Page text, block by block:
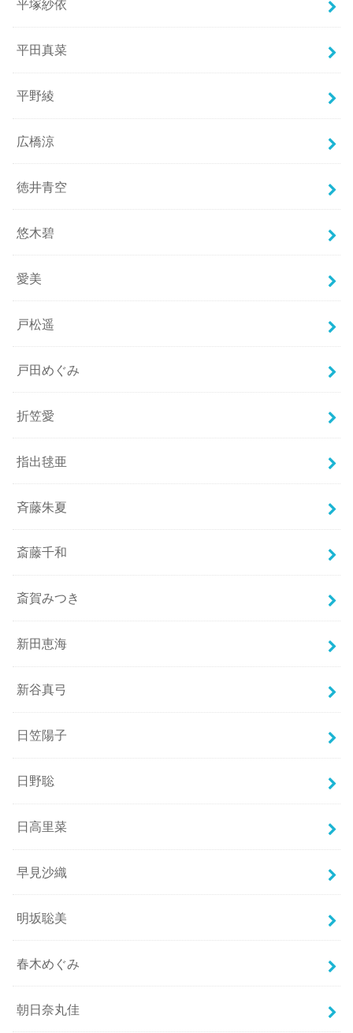
平塚紗依
平田真菜
平野綾
広橋涼
徳井青空
悠木碧
愛美
戸松遥
戸田めぐみ
折笠愛
指出毬亜
斉藤朱夏
斎藤千和
斎賀みつき
新田恵海
新谷真弓
日笠陽子
日野聡
日高里菜
早見沙織
明坂聡美
春木めぐみ
朝日奈丸佳